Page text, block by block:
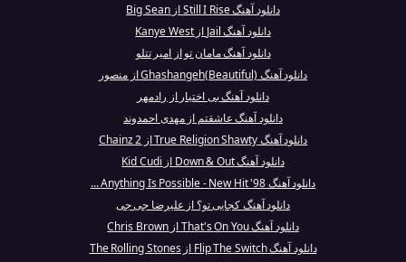
دانلود آهنگ Still I Rise از Big Sean
دانلود آهنگ Jail از Kanye West
دانلود آهنگ مامان تو از امیر تتلو
دانلود آهنگ Ghashangeh(Beautiful) از منصور
دانلود آهنگ بی اختیار از رادمهر
دانلود آهنگ عاشقتم از مهدی احمدوند
دانلود آهنگ True Religion Shawty از 2 Chainz
دانلود آهنگ Down & Out از Kid Cudi
دانلود آهنگ Anything Is Possible - New Hit '98 ...
دانلود آهنگ کجایی تو؟ از علیرضا جی جی
دانلود آهنگ That's On You از Chris Brown
دانلود آهنگ Flip The Switch از The Rolling Stones